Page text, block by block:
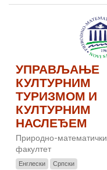
УПРАВЉАЊЕ
КУЛТУРНИМ
ТУРИЗМОМ И
КУЛТУРНИМ
НАСЛЕЂЕМ
Природно-математички
факултет
Енглески Српски